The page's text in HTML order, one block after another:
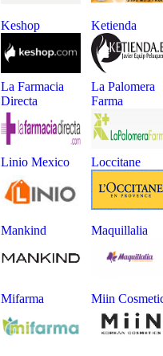
Keshop Ketienda
La Farmacia
Directa
La Palomera
Farma
Linio Mexico Loccitane
Mankind Maquillalia
Mifarma Miin